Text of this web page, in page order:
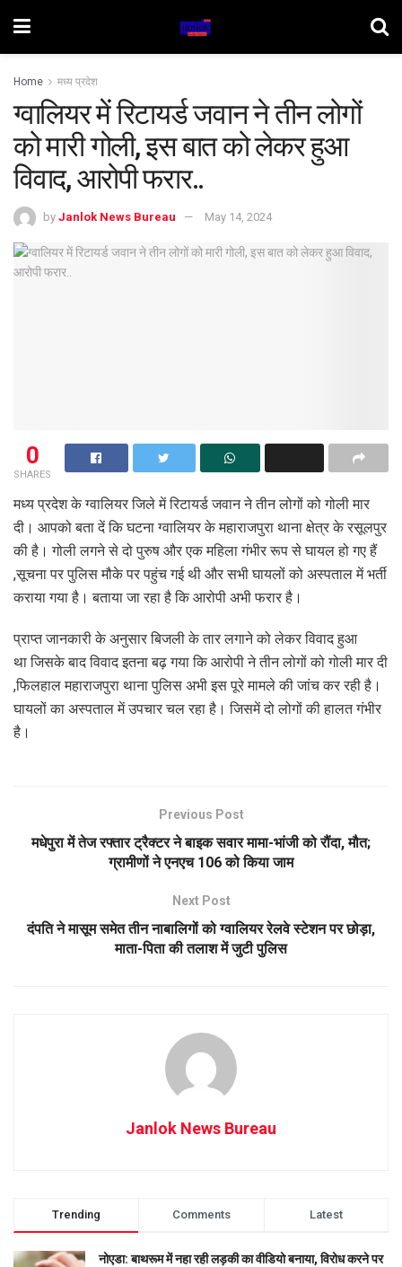
Home मध्य प्रदेश
ग्वालियर में रिटायर्ड जवान ने तीन लोगों
को मारी गोली, इस बात को लेकर हुआ
विवाद, आरोपी फरार..
by Janlok News Bureau May 14, 2024
0
SHARES
मध्य प्रदेश के ग्वालियर जिले में रिटायर्ड जवान ने तीन लोगों को गोली मार
दी। आपको बता दें कि घटना ग्वालियर के महाराजपुरा थाना क्षेत्र के रसूलपुर
की है। गोली लगने से दो पुरुष और एक महिला गंभीर रूप से घायल हो गए हैं
,सूचना पर पुलिस मौके पर पहुंच गई थी और सभी घायलों को अस्पताल में भर्ती
कराया गया है। बताया जा रहा है कि आरोपी अभी फरार है।
प्राप्त जानकारी के अनुसार बिजली के तार लगाने को लेकर विवाद हुआ
था जिसके बाद विवाद इतना बढ़ गया कि आरोपी ने तीन लोगों को गोली मार दी
,फिलहाल महाराजपुरा थाना पुलिस अभी इस पूरे मामले की जांच कर रही है।
घायलों का अस्पताल में उपचार चल रहा है। जिसमें दो लोगों की हालत गंभीर
है।
Previous Post
मधेपुरा में तेज रफ्तार ट्रैक्टर ने बाइक सवार मामा-भांजी को रौंदा, मौत;
ग्रामीणों ने एनएच 106 को किया जाम
Next Post
दंपति ने मासूम समेत तीन नाबालिगों को ग्वालियर रेलवे स्टेशन पर छोड़ा,
माता-पिता की तलाश में जुटी पुलिस
Janlok News Bureau
Trending Comments Latest
नोएडा: बाथरूम में नहा रही लड़की का वीडियो बनाया, विरोध करने पर